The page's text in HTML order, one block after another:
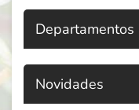
Departamentos
Novidades